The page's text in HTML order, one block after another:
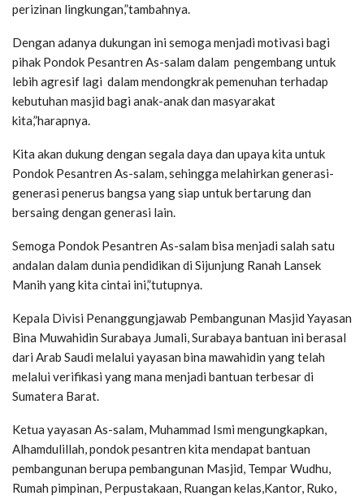
perizinan lingkungan,”tambahnya.
Dengan adanya dukungan ini semoga menjadi motivasi bagi
pihak Pondok Pesantren As-salam dalam pengembang untuk
lebih agresif lagi dalam mendongkrak pemenuhan terhadap
kebutuhan masjid bagi anak-anak dan masyarakat
kita,”harapnya.
Kita akan dukung dengan segala daya dan upaya kita untuk
Pondok Pesantren As-salam, sehingga melahirkan generasi-
generasi penerus bangsa yang siap untuk bertarung dan
bersaing dengan generasi lain.
Semoga Pondok Pesantren As-salam bisa menjadi salah satu
andalan dalam dunia pendidikan di Sijunjung Ranah Lansek
Manih yang kita cintai ini,”tutupnya.
Kepala Divisi Penanggungjawab Pembangunan Masjid Yayasan
Bina Muwahidin Surabaya Jumali, Surabaya bantuan ini berasal
dari Arab Saudi melalui yayasan bina mawahidin yang telah
melalui verifikasi yang mana menjadi bantuan terbesar di
Sumatera Barat.
Ketua yayasan As-salam, Muhammad Ismi mengungkapkan,
Alhamdulillah, pondok pesantren kita mendapat bantuan
pembangunan berupa pembangunan Masjid, Tempar Wudhu,
Rumah pimpinan, Perpustakaan, Ruangan kelas,Kantor, Ruko,